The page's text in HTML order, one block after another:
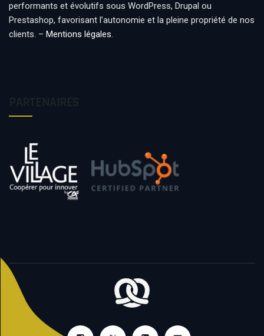
performants et évolutifs sous WordPress, Drupal ou
Prestashop, favorisant l’autonomie et la pleine propriété de nos
clients. – Mentions légales.